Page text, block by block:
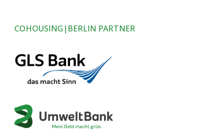
COHOUSING|BERLIN PARTNER